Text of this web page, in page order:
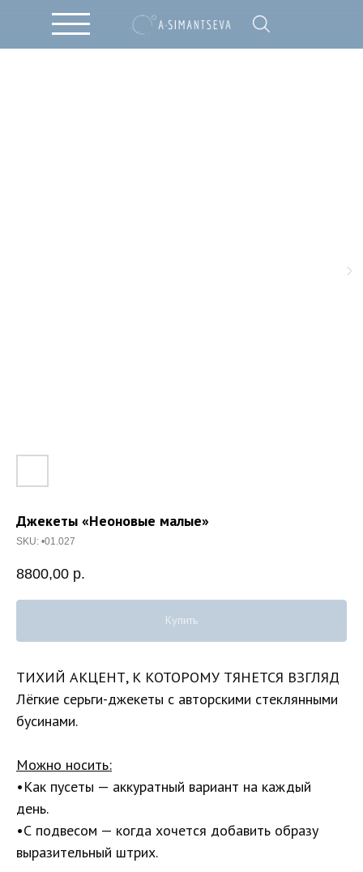
Джекеты «Неоновые малые»
SKU: •01.027
8800,00 р.
Купить
ТИХИЙ АКЦЕНТ, К КОТОРОМУ ТЯНЕТСЯ ВЗГЛЯД
Лёгкие серьги-джекеты с авторскими стеклянными
бусинами.
Можно носить:
•Как пусеты — аккуратный вариант на каждый
день.
•С подвесом — когда хочется добавить образу
выразительный штрих.